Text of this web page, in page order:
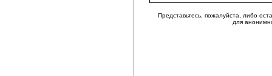
Представьтесь, пожалуйста, либо
для